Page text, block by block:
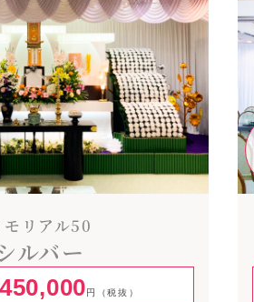
モリアル50
ルバー
450,000円（税抜）